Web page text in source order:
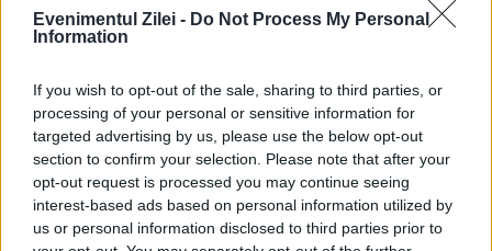
Evenimentul Zilei - Do Not Process My Personal
Information
If you wish to opt-out of the sale, sharing to third parties, or
processing of your personal or sensitive information for
targeted advertising by us, please use the below opt-out
section to confirm your selection. Please note that after your
opt-out request is processed you may continue seeing
interest-based ads based on personal information utilized by
us or personal information disclosed to third parties prior to
variantă extrem de puternică pentru a
cum se întâmplă în serial.
„Nu există niciun program de cercetare
pentru dezvoltarea de vaccinuri
antifungice”, avertizează Bignell, subliniind